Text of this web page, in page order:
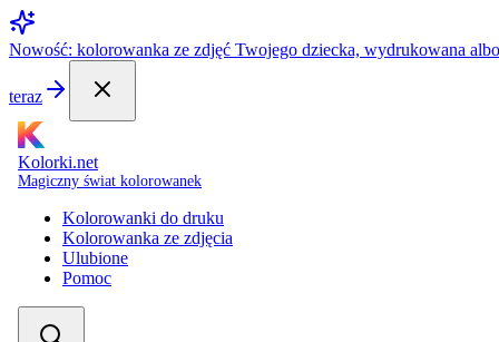
Nowość: kolorowanka ze zdjęć Twojego dziecka, wydrukowana
teraz
Kolorki.net
Magiczny świat kolorowanek
Kolorowanki do druku
Kolorowanka ze zdjęcia
Ulubione
Pomoc